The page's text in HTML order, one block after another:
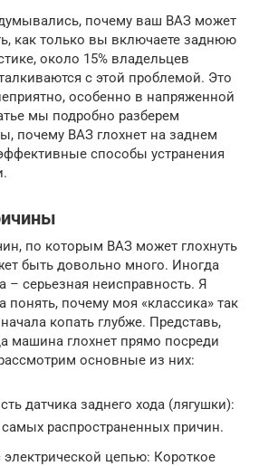
почему ваш ВАЗ может
как только вы включаете заднюю
около 15% владельцев
с этой проблемой. Это
особенно в напряженной
мы подробно разберем
почему ВАЗ глохнет на заднем
способы устранения
по которым ВАЗ может глохнуть
быть довольно много. Иногда
– серьезная неисправность. Я
понять, почему моя «классика» так
копать глубже. Представь,
машина глохнет прямо посреди
основные из них:
датчика заднего хода (лягушки):
распространенных причин.
цепью: Короткое